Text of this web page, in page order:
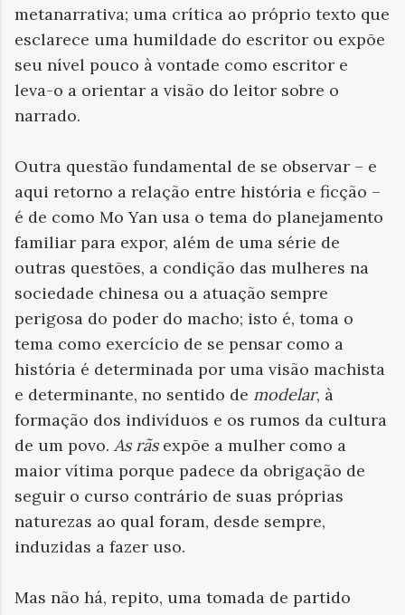
metanarrativa; uma crítica ao próprio texto que
esclarece uma humildade do escritor ou expõe
seu nível pouco à vontade como escritor e
leva-o a orientar a visão do leitor sobre o
narrado.
Outra questão fundamental de se observar – e
aqui retorno a relação entre história e ficção –
é de como Mo Yan usa o tema do planejamento
familiar para expor, além de uma série de
outras questões, a condição das mulheres na
sociedade chinesa ou a atuação sempre
perigosa do poder do macho; isto é, toma o
tema como exercício de se pensar como a
história é determinada por uma visão machista
e determinante, no sentido de modelar, à
formação dos indivíduos e os rumos da cultura
de um povo. As rãs expõe a mulher como a
maior vítima porque padece da obrigação de
seguir o curso contrário de suas próprias
naturezas ao qual foram, desde sempre,
induzidas a fazer uso.
Mas não há, repito, uma tomada de partido